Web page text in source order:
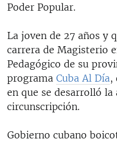
Poder Popular.
La joven de 27 años y
carrera de Magisterio
Pedagógico de su
programa Cuba Al Día,
en que se desarrolló la
circunscripción.
Gobierno cubano